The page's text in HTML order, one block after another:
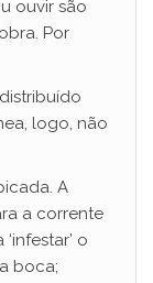
ouvir são
Por
logo, não
A
a corrente
o
boca;